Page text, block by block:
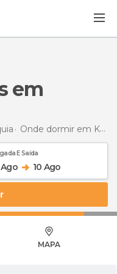
Onde dormir em Košice
E Saída
10 Ago
MAPA